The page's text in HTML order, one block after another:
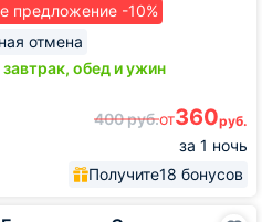
предложение -10%
отмена
обед и ужин
400руб.от360руб.
за 1 ночь
Получите18 бонусов